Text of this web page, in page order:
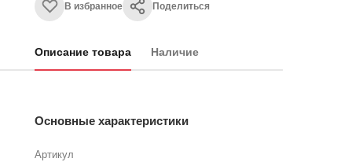
В избранное Поделиться
Описание товара Наличие
Основные характеристики
Артикул